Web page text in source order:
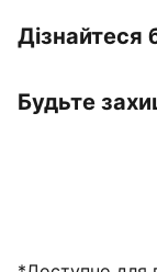
Дізнайтеся
Будьте